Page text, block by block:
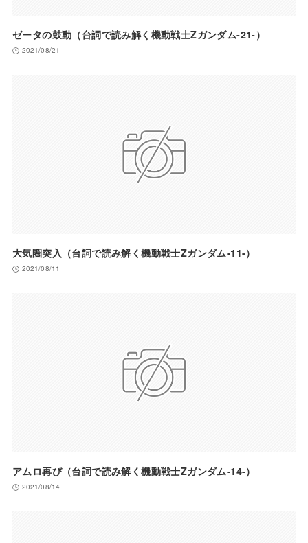
ゼータの鼓動（台詞で読み解く機動戦士Zガンダム-21-）
2021/08/21
大気圏突入（台詞で読み解く機動戦士Zガンダム-11-）
2021/08/11
アムロ再び（台詞で読み解く機動戦士Zガンダム-14-）
2021/08/14